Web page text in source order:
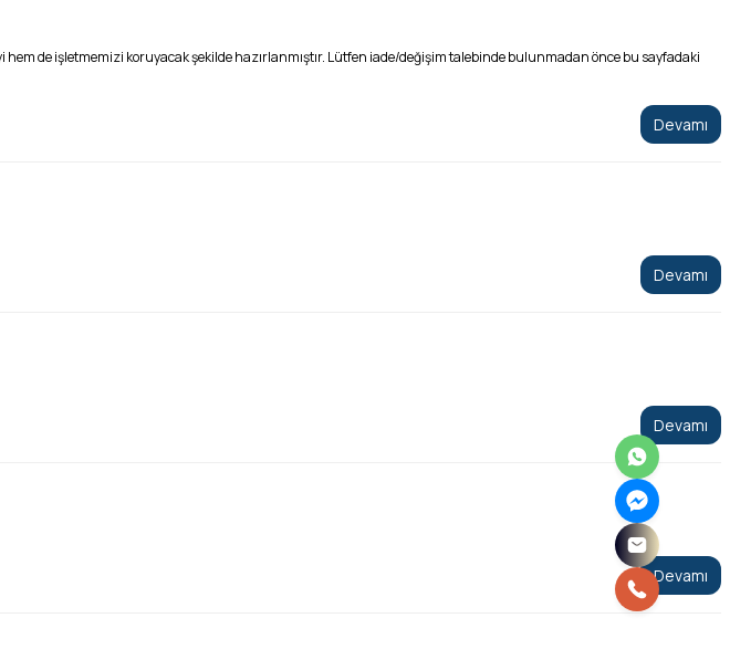
de işletmemizi koruyacak şekilde hazırlanmıştır. Lütfen iade/değişim talebinde bulunmadan önce bu sayfadaki
Devamı
Devamı
Devamı
Devamı